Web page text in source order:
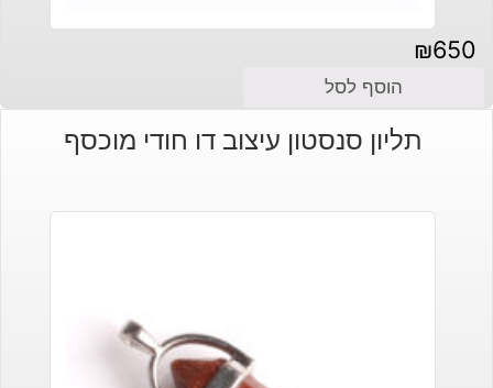
₪650
הוסף לסל
תליון סנסטון עיצוב דו חודי מוכסף